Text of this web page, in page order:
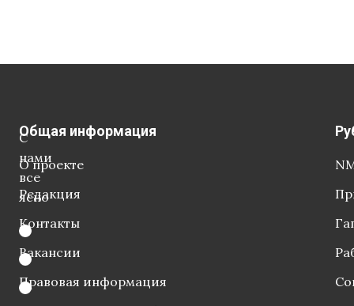
С
нами
все
ясно
Общая информация
О проекте
Редакция
Контакты
Вакансии
Правовая информация